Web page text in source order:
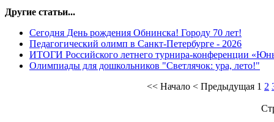
Другие статьи...
Сегодня День рождения Обнинска! Городу 70 лет!
Педагогический олимп в Санкт-Петербурге - 2026
ИТОГИ Российского летнего турнира-конференции
Олимпиады для дошкольников "Светлячок: ура, лето!"
<< Начало < Предыдущая 1 2